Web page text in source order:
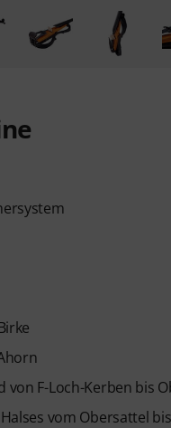
F-Loch-Kerben bis
vom Obersattel